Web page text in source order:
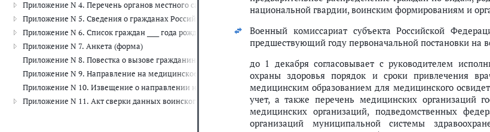
Приложение N 4. Перечень органов местного самоуправления, на которые возложено ведение первичного воинского учета
Приложение N 5. Сведения о гражданах Российской Федерации, состоящих на воинском учете, необходимые для занесения в
Приложение N 6. Список граждан ____ года рождения, а также граждан старших возрастов, не состоящих, но обязанных
Приложение N 7. Анкета (форма)
Приложение N 8. Повестка о вызове гражданина на мероприятия первоначальной постановки на воинский учет (форма)
Приложение N 9. Направление на медицинское обследование (лечение) (форма)
Приложение N 10. Извещение о направлении на медицинское обследование (лечение) (форма)
Приложение N 11. Акт сверки данных воинского учета призывников в военном комиссариате (форма)
национальной гвардии, воинским формированиям и
Военный комиссариат субъекта Российской
предшествующий году первоначальной постановки на
до 1 декабря согласовывает с руководителем
охраны здоровья порядок и сроки привлечения
медицинским образованием для медицинского
учет, а также перечень медицинских организаций
медицинских организаций, подведомственных
организаций муниципальной системы